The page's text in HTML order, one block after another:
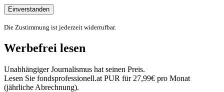
Einverstanden
Die Zustimmung ist jederzeit widerrufbar.
Werbefrei lesen
Unabhängiger Journalismus hat seinen Preis.
Lesen Sie fondsprofessionell.at PUR für 27,99€ pro Monat
(jährliche Abrechnung).